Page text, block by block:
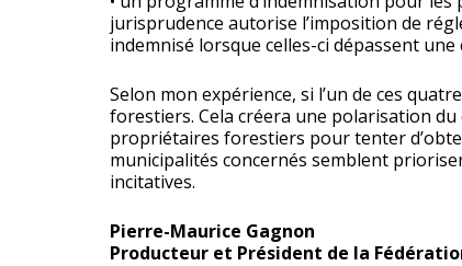
jurisprudence autorise l’imposition de
indemnisé lorsque celles-ci dépassent
Selon mon expérience, si l’un de ces
forestiers. Cela créera une polarisation
propriétaires forestiers pour tenter
municipalités concernés semblent
incitatives.
Pierre-Maurice Gagnon
Producteur et Président de la